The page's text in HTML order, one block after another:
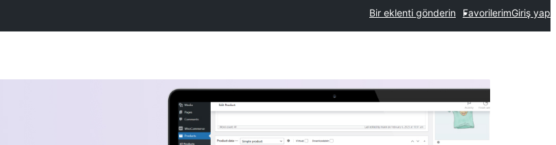
Bir eklenti gönderin FavorilerimGiriş yap